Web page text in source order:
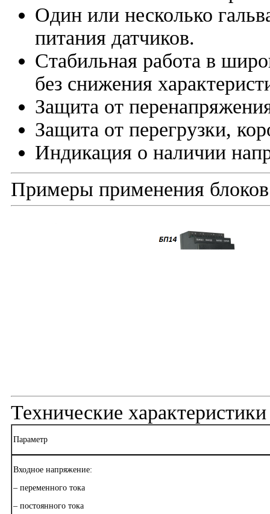
Один или несколько
питания датчиков.
Стабильная работа в
без снижения
Защита от
Защита от перегрузки,
Индикация о наличии
Примеры применения
Технические характеристики
Параметр
Входное напряжение:
– переменного тока
– постоянного тока